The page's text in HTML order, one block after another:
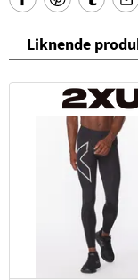
Liknende